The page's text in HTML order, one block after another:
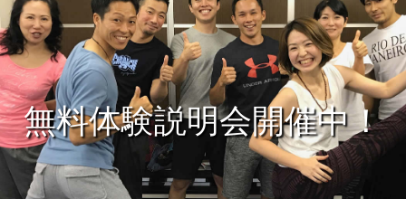
無料体験説明会開催中！